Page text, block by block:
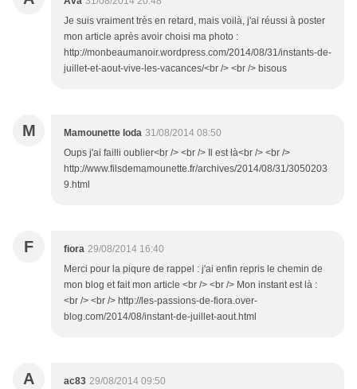
Je suis vraiment très en retard, mais voilà, j'ai réussi à poster
mon article après avoir choisi ma photo :
http://monbeaumanoir.wordpress.com/2014/08/31/instants-de-
juillet-et-aout-vive-les-vacances/<br /> <br /> bisous
M Mamounette Ioda 31/08/2014 08:50
Oups j'ai failli oublier<br /> <br /> Il est là<br /> <br />
http://www.filsdemamounette.fr/archives/2014/08/31/3050203
9.html
F fiora 29/08/2014 16:40
Merci pour la piqure de rappel : j'ai enfin repris le chemin de
mon blog et fait mon article <br /> <br /> Mon instant est là :
<br /> <br /> http://les-passions-de-fiora.over-
blog.com/2014/08/instant-de-juillet-aout.html
A ac83 29/08/2014 09:50